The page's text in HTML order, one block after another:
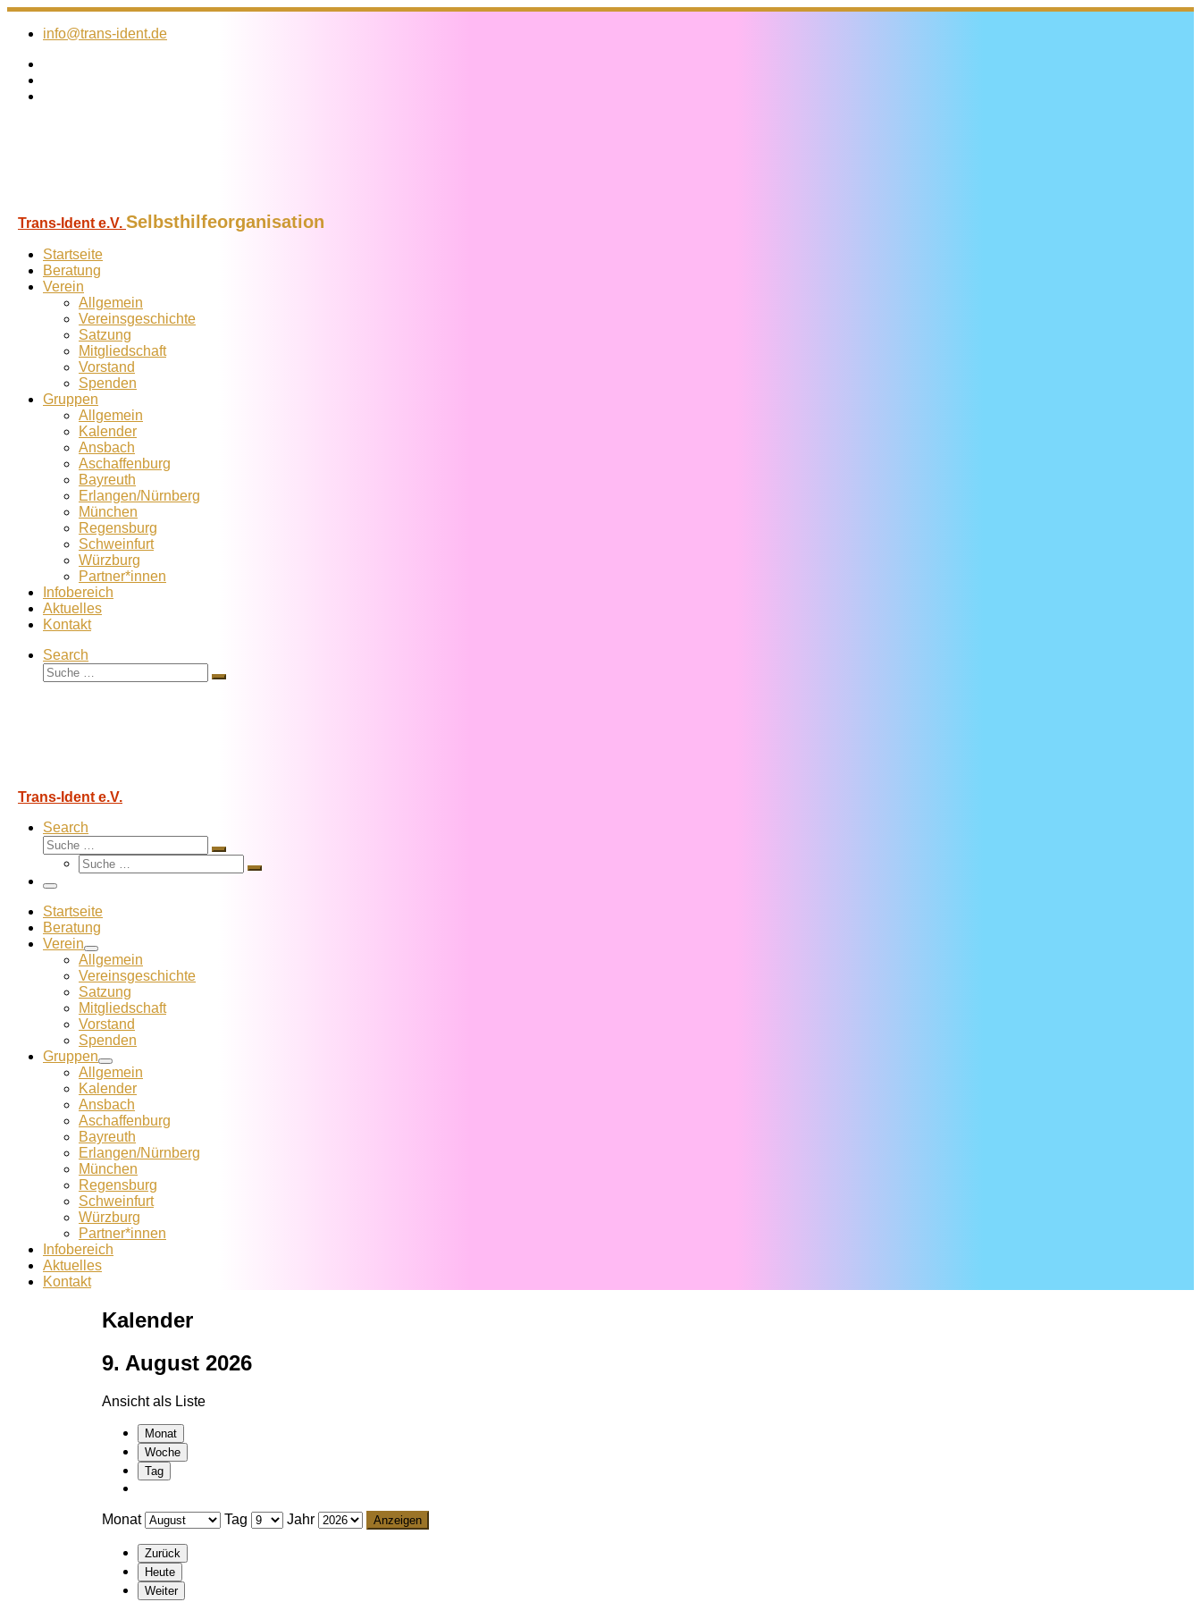
Zum
Inhalt
info@trans-ident.de
Trans-Ident e.V. Selbsthilfeorganisation
Startseite
Beratung
Verein
Allgemein
Vereins­geschichte
Satzung
Mitglied­schaft
Vorstand
Spenden
Gruppen
Allgemein
Kalender
Ansbach
Aschaffenburg
Bayreuth
Erlangen/Nürnberg
München
Regensburg
Schweinfurt
Würzburg
Partner*innen
Infobereich
Aktuelles
Kontakt
Search
Suche
Suche
Trans-Ident e.V.
Search
Suche
Suche
Suche
Suche
Menü
Startseite
Beratung
Verein
Allgemein
Vereins­geschichte
Satzung
Mitglied­schaft
Vorstand
Spenden
Gruppen
Allgemein
Kalender
Ansbach
Aschaffenburg
Bayreuth
Erlangen/Nürnberg
München
Regensburg
Schweinfurt
Würzburg
Partner*innen
Infobereich
Aktuelles
Kontakt
Kalender
9. August 2026
Ansicht als Liste
Monat
Woche
Tag
Monat Tag Jahr
Zurück
Heute
Weiter